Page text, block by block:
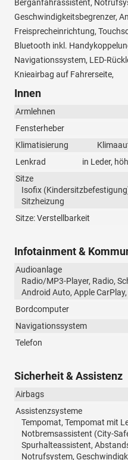
Berganfahrassistent,
Geschwindigkeitsbegrenzer,
Freisprecheinrichtung,
Bluetooth inkl.
Navigationssystem, LED-
Knieairbag auf Fahrerseite,
Innen
Armlehnen
Fensterheber
Klimatisierung
Lenkrad
in Leder,
Sitze
Isofix
Sitzheizung
Sitze: Verstellbarkeit
Infotainment &
Audioanlage
Radio/MP3-Player, Radio,
Android Auto, Apple
Bordcomputer
Navigationssystem
Telefon
Sicherheit & Assistenz
Airbags
Assistenzsysteme
Tempomat, Tempomat mit
Notbremsassistent (City-
Spurhalteassistent,
Notrufsystem,